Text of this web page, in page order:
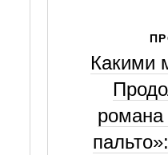
Какими
романа